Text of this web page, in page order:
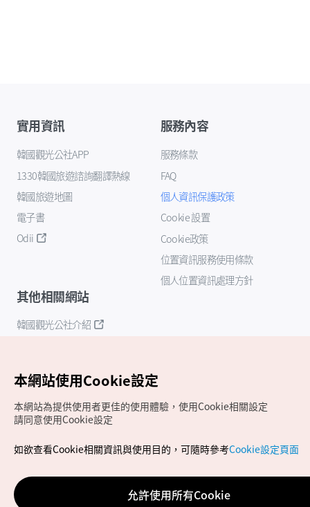
實用資訊
韓國觀光公社APP
1330韓國旅遊諮詢翻譯熱線
韓國旅遊地圖
電子書
Odii
服務內容
服務條款
FAQ
個人資訊保護政策
Cookie 設置
Cookie政策
位置資訊服務使用條款
個人位置資訊處理方針
其他相關網站
韓國觀光公社介紹
Copyrights (c) 韓國觀光公社版權所有
如有相關疑問或建議，歡迎來信至官方信箱
chinese_big5@knto.or.kr
本網站使用Cookie設定
本網站為提供使用者更佳的使用體驗，使用Cookie相關設定
請同意使用Cookie設定
如欲查看Cookie相關資訊與使用目的，可隨時參考Cookie設定頁面
允許使用所有Cookie